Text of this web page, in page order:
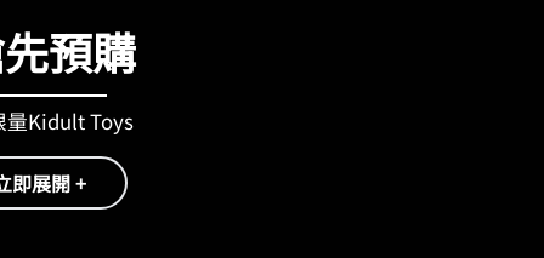
預購
量Kidult Toys
即展開 +